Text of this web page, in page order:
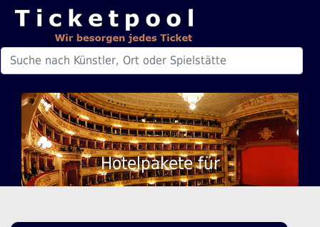
Hotelpakete für